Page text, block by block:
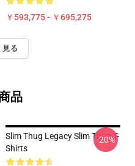
￥593,775 - ￥695,275
見る
品
Slim Thug Legacy Slim Thug T-
Shirts
-20%